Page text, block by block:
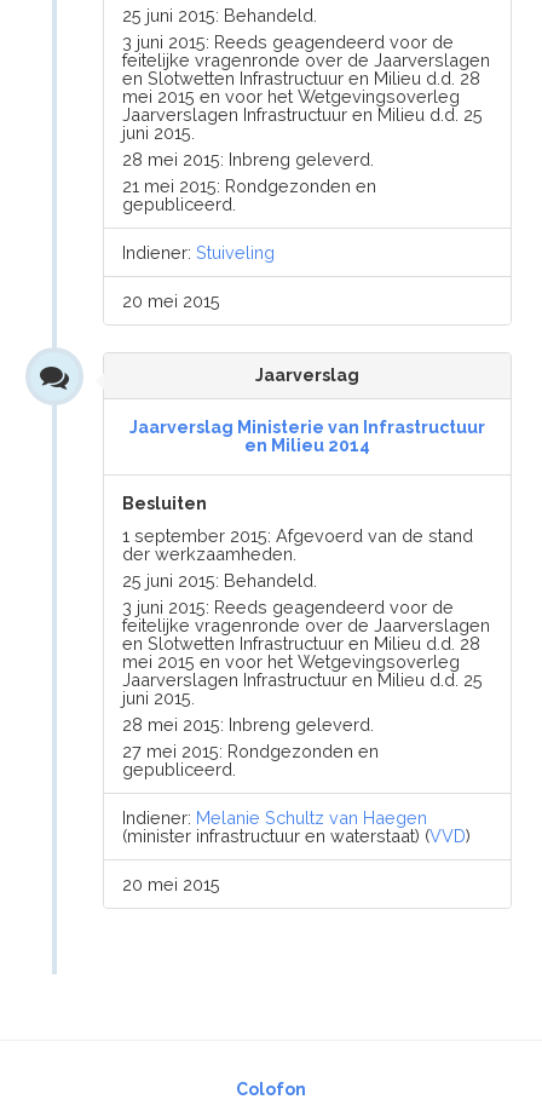
25 juni 2015: Behandeld.
3 juni 2015: Reeds geagendeerd voor de
feitelijke vragenronde over de Jaarverslagen
en Slotwetten Infrastructuur en Milieu d.d. 28
mei 2015 en voor het Wetgevingsoverleg
Jaarverslagen Infrastructuur en Milieu d.d. 25
juni 2015.
28 mei 2015: Inbreng geleverd.
21 mei 2015: Rondgezonden en
gepubliceerd.
Indiener:Stuiveling
20 mei 2015
Jaarverslag
Jaarverslag Ministerie van Infrastructuur
en Milieu 2014
Besluiten
1 september 2015: Afgevoerd van de stand
der werkzaamheden.
25 juni 2015: Behandeld.
3 juni 2015: Reeds geagendeerd voor de
feitelijke vragenronde over de Jaarverslagen
en Slotwetten Infrastructuur en Milieu d.d. 28
mei 2015 en voor het Wetgevingsoverleg
Jaarverslagen Infrastructuur en Milieu d.d. 25
juni 2015.
28 mei 2015: Inbreng geleverd.
27 mei 2015: Rondgezonden en
gepubliceerd.
Indiener: Melanie Schultz van Haegen
(minister infrastructuur en waterstaat) (VVD)
20 mei 2015
Colofon